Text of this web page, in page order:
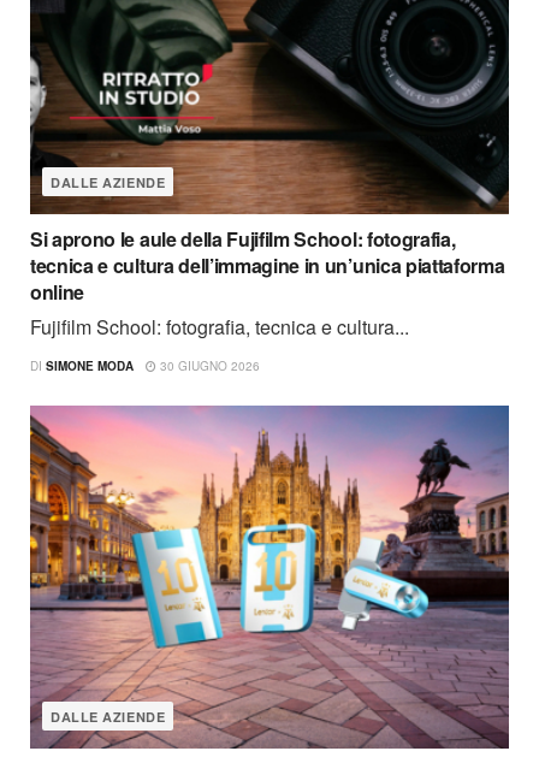
DALLE AZIENDE
Si aprono le aule della Fujifilm School: fotografia,
tecnica e cultura dell’immagine in un’unica piattaforma
online
Fujifilm School: fotografia, tecnica e cultura...
DI SIMONE MODA 30 GIUGNO 2026
DALLE AZIENDE